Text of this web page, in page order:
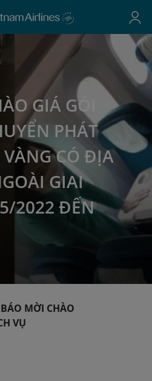
GIÁ GÓI
PHÁT
CÓ ĐỊA
GIAI
2022 ĐẾN
MỜI CHÀO
VỤ